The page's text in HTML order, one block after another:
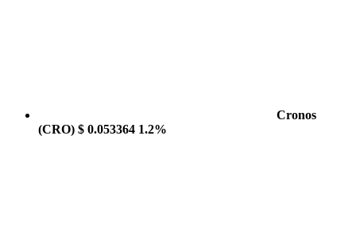
Cronos
(CRO) $ 0.053364 1.2%